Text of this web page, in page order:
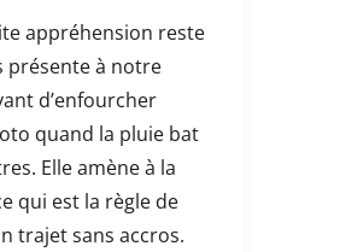
appréhension reste
présente à notre
d’enfourcher
quand la pluie bat
Elle amène à la
qui est la règle de
trajet sans accros.